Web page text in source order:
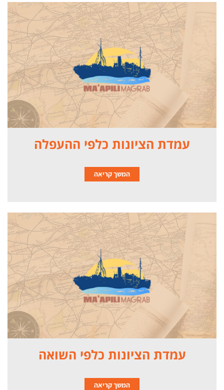
עמדת הציונות כלפי ההעפלה
המשך קריאה
עמדת הציונות כלפי השואה
המשך קריאה